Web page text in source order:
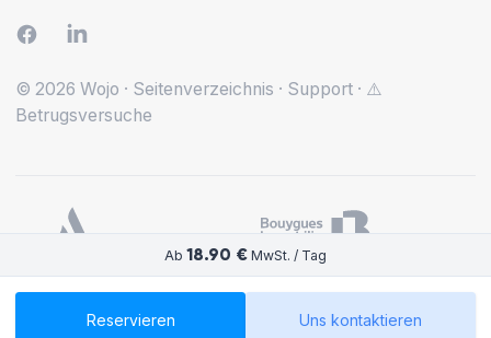
Ab 18.90 € MwSt. / Tag
Reservieren Uns kontaktieren
© 2026 Wojo · Seitenverzeichnis · Support · ⚠️
Betrugsversuche